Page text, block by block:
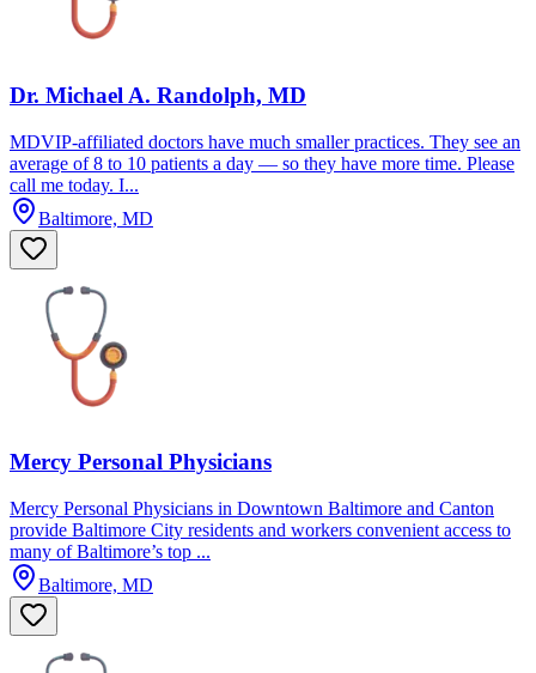
Dr. Michael A. Randolph, MD
MDVIP-affiliated doctors have much smaller practices. They see an
average of 8 to 10 patients a day — so they have more time. Please
call me today. I...
Baltimore, MD
Mercy Personal Physicians
Mercy Personal Physicians in Downtown Baltimore and Canton
provide Baltimore City residents and workers convenient access to
many of Baltimore’s top ...
Baltimore, MD